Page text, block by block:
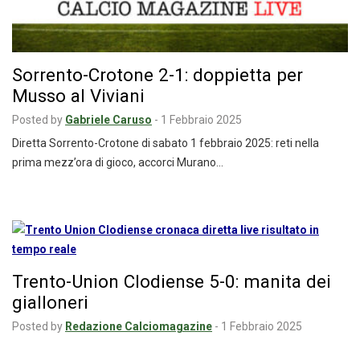
Sorrento-Crotone 2-1: doppietta per
Musso al Viviani
Posted by Gabriele Caruso - 1 Febbraio 2025
Diretta Sorrento-Crotone di sabato 1 febbraio 2025: reti nella
prima mezz’ora di gioco, accorci Murano…
Trento-Union Clodiense 5-0: manita dei
gialloneri
Posted by Redazione Calciomagazine - 1 Febbraio 2025